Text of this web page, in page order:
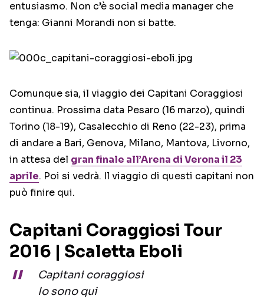
entusiasmo. Non c’è social media manager che
tenga: Gianni Morandi non si batte.
Comunque sia, il viaggio dei Capitani Coraggiosi
continua. Prossima data Pesaro (16 marzo), quindi
Torino (18-19), Casalecchio di Reno (22-23), prima
di andare a Bari, Genova, Milano, Mantova, Livorno,
in attesa del gran finale all’Arena di Verona il 23
aprile. Poi si vedrà. Il viaggio di questi capitani non
può finire qui.
Capitani Coraggiosi Tour
2016 | Scaletta Eboli
Capitani coraggiosi
Io sono qui